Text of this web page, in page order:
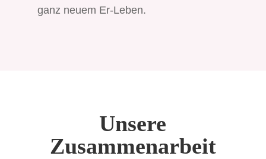
ganz neuem Er-Leben.
Unsere
Zusammenarbeit